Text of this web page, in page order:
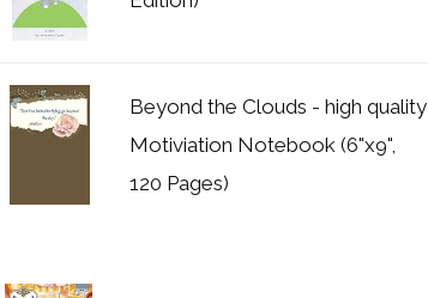
Beyond the Clouds - high quality
Motiviation Notebook (6"x9",
120 Pages)